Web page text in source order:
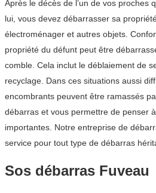
Après le décès de l’un de vos proches
lui, vous devez débarrasser sa
électroménager et autres objets.
propriété du défunt peut être
comble. Cela inclut le déblaiement de
recyclage. Dans ces situations aussi
encombrants peuvent être ramassés
débarras et vous permettre de penser
importantes. Notre entreprise de
service pour tout type de débarras
Sos débarras Fuveau